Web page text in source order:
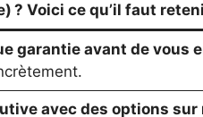
? Voici ce qu’il faut
garantie avant de vous
avec des options sur